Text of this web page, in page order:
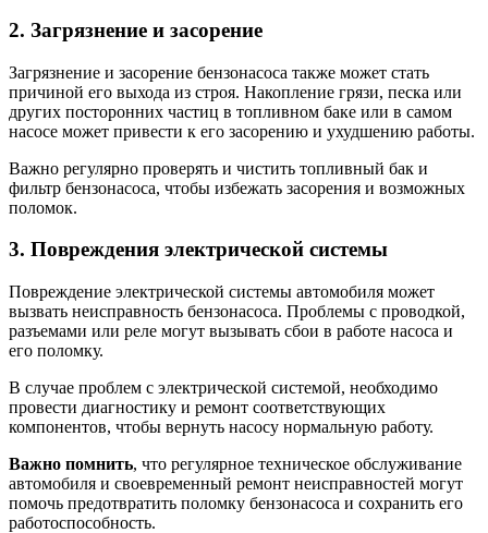
2. Загрязнение и засорение
Загрязнение и засорение бензонасоса также может стать
причиной его выхода из строя. Накопление грязи, песка или
других посторонних частиц в топливном баке или в самом
насосе может привести к его засорению и ухудшению работы.
Важно регулярно проверять и чистить топливный бак и
фильтр бензонасоса, чтобы избежать засорения и возможных
поломок.
3. Повреждения электрической системы
Повреждение электрической системы автомобиля может
вызвать неисправность бензонасоса. Проблемы с проводкой,
разъемами или реле могут вызывать сбои в работе насоса и
его поломку.
В случае проблем с электрической системой, необходимо
провести диагностику и ремонт соответствующих
компонентов, чтобы вернуть насосу нормальную работу.
Важно помнить, что регулярное техническое обслуживание
автомобиля и своевременный ремонт неисправностей могут
помочь предотвратить поломку бензонасоса и сохранить его
работоспособность.